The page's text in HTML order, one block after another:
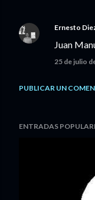
Ernesto
Juan
25 de julio
PUBLICAR UN
ENTRADAS